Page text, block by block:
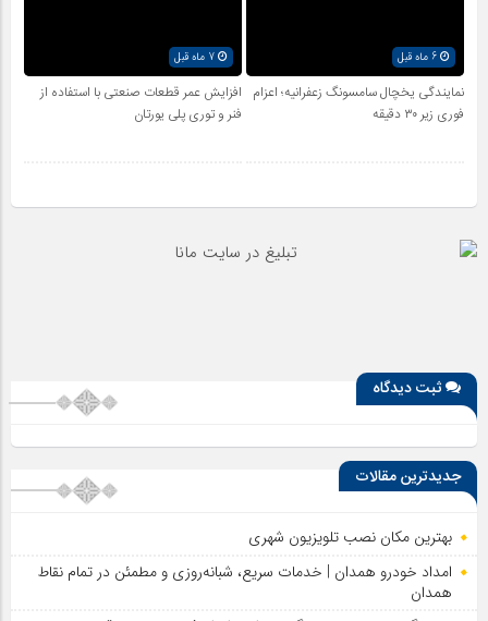
6 ماه قبل
نمایندگی یخچال سامسونگ زعفرانیه؛ اعزام
فوری زیر ۳۰ دقیقه
افزایش عمر قطعات صنعتی با استفاده از
فنر و توری پلی یورتان
ثبت دیدگاه
جدیدترین مقالات
بهترین مکان نصب تلویزیون شهری
امداد خودرو همدان | خدمات سریع، شبانه‌روزی و مطمئن در تمام نقاط
همدان